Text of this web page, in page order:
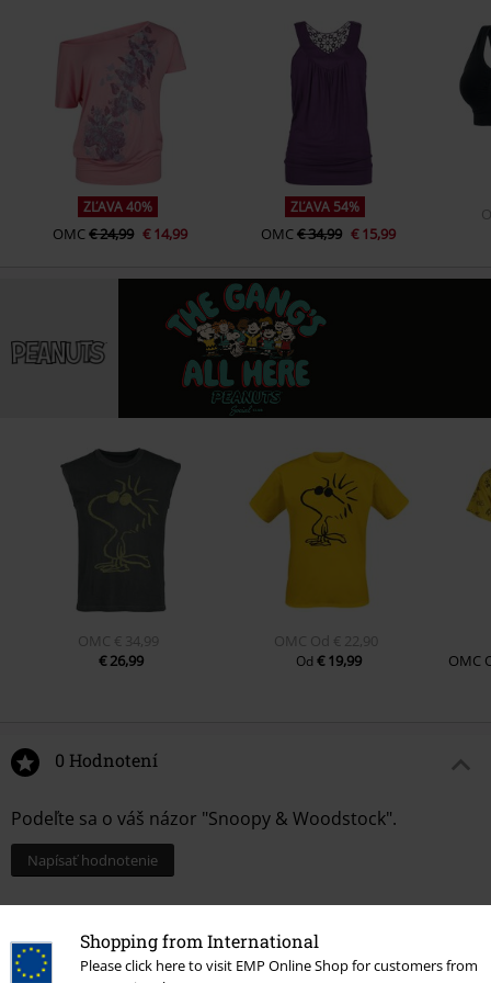
Shopping from International
Please click here to visit EMP Online Shop for customers from
ZĽAVA 40%
OMC€ 24,99 € 14,99
ZĽAVA 54%
OMC€ 34,99 € 15,99
OMC € 34,99
€ 26,99
OMC Od € 22,90
Od€ 19,99 OMC
0 Hodnotení
Podeľte sa o váš názor "Snoopy & Woodstock".
Napísať hodnotenie